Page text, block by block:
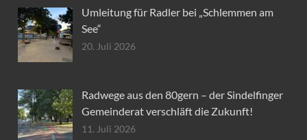
Umleitung für Radler bei „Schlemmen am
See“
20. Juli 2026
Radwege aus den 80gern – der Sindelfinger
Gemeinderat verschläft die Zukunft!
11. Juli 2026